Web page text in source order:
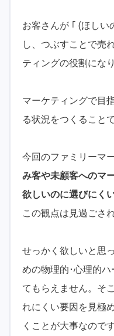
お客さんが ｢ (ほしい
し、つぶすことで売
ティングの役割になり
マーケティングで目
る状況をつくることで
今回のファミリーマ
み客や未顧客へのマ
欲しいのに選びにく
この観点は見過ごさ
せっかく欲しいと思
めの物理的･心理的
てもらえません。そ
れにくい要因を見極
くことが大事なのです